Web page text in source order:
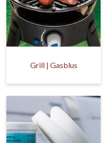
Grill | Gasblus